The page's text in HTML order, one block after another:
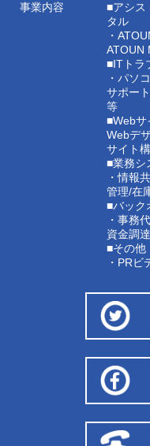
事業内容
■アシス
タル
・
ATOUN
■ITトラ
・パソ
サポー
等
■Webサ
Webデ
サイト
■業務シ
・情報
管理/在
■バック
・事務
資金調
■その他
・PRビ